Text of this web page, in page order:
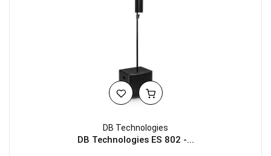
DB Technologies
DB Technologies ES 802 -...